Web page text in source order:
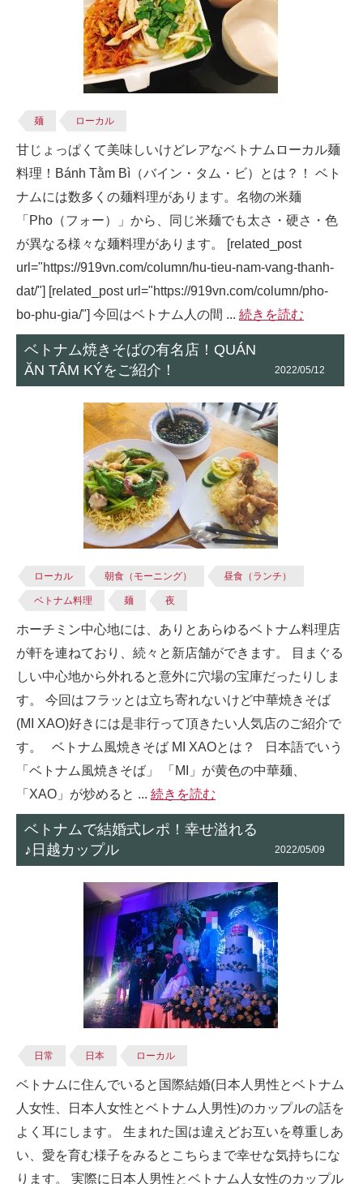
麺 ローカル
甘じょっぱくて美味しいけどレアなベトナムローカル麺
料理！Bánh Tằm Bì（バイン・タム・ビ）とは？！ ベト
ナムには数多くの麺料理があります。名物の米麺
「Pho（フォー）」から、同じ米麺でも太さ・硬さ・色
が異なる様々な麺料理があります。 [related_post
url="https://919vn.com/column/hu-tieu-nam-vang-thanh-
dat/"] [related_post url="https://919vn.com/column/pho-
bo-phu-gia/"] 今回はベトナム人の間 ... 続きを読む
ベトナム焼きそばの有名店！QUÁN
ĂN TÂM KÝをご紹介！
2022/05/12
ローカル 朝食（モーニング） 昼食（ランチ）
ベトナム料理 麺 夜
ホーチミン中心地には、ありとあらゆるベトナム料理店
が軒を連ねており、続々と新店舗ができます。 目まぐる
しい中心地から外れると意外に穴場の宝庫だったりしま
す。 今回はフラッとは立ち寄れないけど中華焼きそば
(MI XAO)好きには是非行って頂きたい人気店のご紹介で
す。 ベトナム風焼きそば MI XAOとは？ 日本語でいう
「ベトナム風焼きそば」 「MI」が黄色の中華麺、
「XAO」が炒めると ... 続きを読む
ベトナムで結婚式レポ！幸せ溢れる
♪日越カップル
2022/05/09
日常 日本 ローカル
ベトナムに住んでいると国際結婚(日本人男性とベトナム
人女性、日本人女性とベトナム人男性)のカップルの話を
よく耳にします。 生まれた国は違えどお互いを尊重しあ
い、愛を育む様子をみるとこちらまで幸せな気持ちにな
ります。 実際に日本人男性とベトナム人女性のカップル